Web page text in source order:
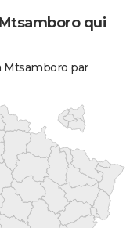
qui
Mtsamboro par